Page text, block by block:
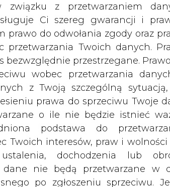
związku z przetwarzaniem
Ci szereg gwarancji i
prawo do odwołania zgody oraz
przetwarzania Twoich danych.
bezwzględnie przestrzegane.
wobec przetwarzania
z Twoją szczególną
prawa do sprzeciwu Twoje
o ile nie będzie istnieć
podstawa do
Twoich interesów, praw i wolności
dochodzenia lub
dane nie będą przetwarzane w
po zgłoszeniu sprzeciwu.
nie wyraziła
zgodnie z którym fuzja
może zostać zatwierdzona
ważniejsze od obaw o
radziła rządowi, by nie zgodził
że już ogłosił transakcję, w
18,4 proc. Ruhrgasu należące do
był pewien, że będzie miał